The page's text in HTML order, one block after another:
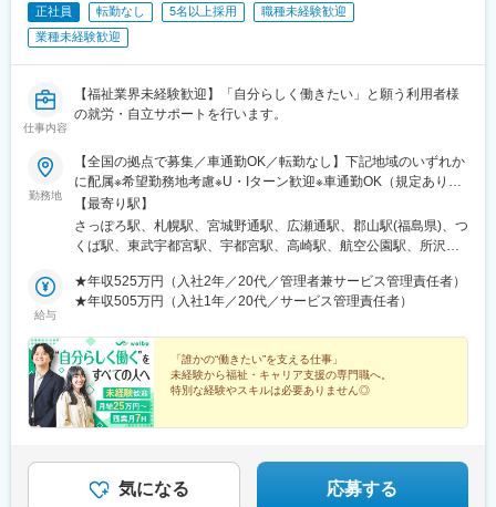
円～）
↓
事業部門の責任者やグループ内の経営を担う『シニアマネージャ
へステップアップしていくことができます！ぜひチャレンジして
ください！
「障がい福祉サービスの新しい風を創る」というミッションを掲
げ、「Innovation」と「Novel」を融合させた先進的なアプローチ
と温かみのある支援を両立させることで、新しい福祉サービスを
展開しております。
・相談支援事業
・児童発達支援事業
・放課後等デイサービス
・就労継続支援事業
・共同生活援助事業
・短期入所事業／日中一時支援事業
・地域生活支援拠点事業
正社員 転勤なし 5名以上採用
職種未経験歓迎
業種未経験歓迎
仕事内容
【福祉業界未経験歓迎】「自分らしく働きたい」と願う利用者様
の就労・自立サポートを行います。
勤務地
【全国の拠点で募集／車通勤OK／転勤なし】下記地域のいずれか
に配属※希望勤務地考慮※U・Iターン歓迎※車通勤OK（規定あり）
■北海道・東北北海道、宮城、福島■関東茨城、栃木、群馬、埼
玉、千葉、東京、神奈川 ■中部新潟、富山、石川、長野、岐阜、
静岡、愛知■近畿三重、滋賀、京都、大阪、兵庫、奈良、和歌山 ■
熊本、大分、宮崎、鹿児島、沖縄＼新規開所予定センター／■R三
宮／神戸市中央区御幸通6-1-20■津駅前／津市栄町3-142-1■ウェ
本八幡／市川市南八幡4-15-15■三田駅前／三田市駅前町1-38■泉
佐野／大阪府泉佐野市上町3-3-18■佐賀／佐賀市駅前中央1-7-1■つ
くば／つくば市吾妻1-10-1■相模大野／相模原市南区相模大野3-
19-13■新横浜西口／横浜市神奈川区鶴屋町2-2-17■宮崎橘通／宮
崎市橘通東4-1-2※いずれも開所予定となります。◎受動喫煙対策
【最寄り駅】
さっぽろ駅、札幌駅、宮城野通駅、広瀬通駅、郡山駅(福島県)、つ
くば駅、東武宇都宮駅、宇都宮駅、高崎駅、航空公園駅、所沢
加駅、春日部駅、西船橋駅、松戸駅、京成千葉駅、千葉駅、本八
幡駅(総武線)、秋葉原駅、三鷹駅、北千住駅、町田駅、錦糸町駅、
駅、新横浜駅、本厚木駅、藤沢駅、溝の口駅、上大岡駅、戸塚
駅、横須賀中央駅、川崎駅、京急川崎駅、平塚駅、向ケ丘遊園
駅、橋本駅(神奈川県)、相模大野駅、横浜駅、新潟駅、電気ビル前
駅、北鉄金沢駅、松本駅、長野駅、名鉄岐阜駅、静岡駅、新浜松
駅、浜北駅、沼津駅、名鉄名古屋駅、名古屋駅、今池駅(愛知県)、
駅、四条駅(京都市営)、烏丸駅、京都河原町駅、西院駅(阪急線)、
桃山御陵前駅、烏丸御池駅、大阪阿部野橋駅、大阪駅、新大阪
給与
★年収525万円（入社2年／20代／管理者兼サービス管理責任者）
★年収505万円（入社1年／20代／サービス管理責任者）
「誰かの“働きたい”を支える仕事」
未経験から福祉・キャリア支援の専門職へ。
特別な経験やスキルは必要ありません◎
気になる 応募する